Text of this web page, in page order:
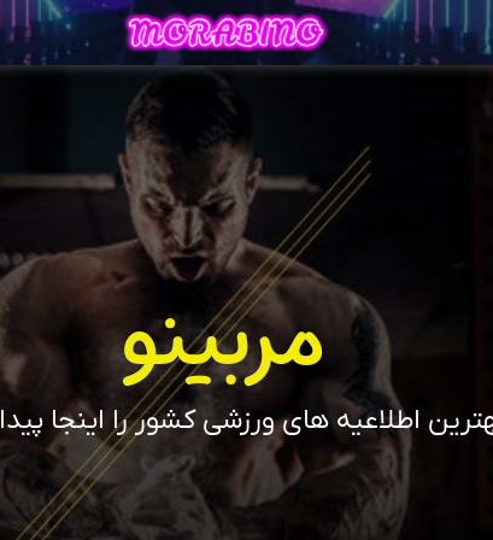
مربینو
اطلاعیه های ورزشی کشور را اینجا